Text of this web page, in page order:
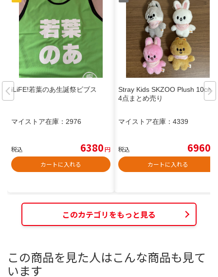
iLiFE!若葉のあ生誕祭ビブス
マイストア在庫： 2976
税込 6380円
カートに入れる
Stray Kids SKZOO Plush 10cm
4点まとめ売り
マイストア在庫： 4339
税込 6960
カートに入れる
このカテゴリをもっと見る
この商品を見た人はこんな商品も見て
います